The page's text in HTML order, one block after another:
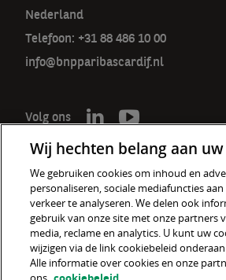
Nederland
Telefoon: +31 88 486 10 00
info@bnpparibascardif.nl
Volg ons
De
Cookiebeleid
Wij hechten belang aan
We gebruiken cookies om inhoud en
personaliseren, sociale mediafuncties
verkeer te analyseren. We delen ook
gebruik van onze site met onze partners
media, reclame en analytics. U kunt uw
wijzigen via de link cookiebeleid
Alle informatie over cookies en onze